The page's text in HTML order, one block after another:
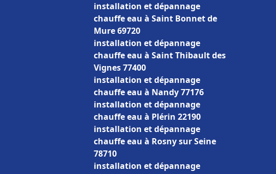
installation et dépannage
chauffe eau à Saint Bonnet de
Mure 69720
installation et dépannage
chauffe eau à Saint Thibault des
Vignes 77400
installation et dépannage
chauffe eau à Nandy 77176
installation et dépannage
chauffe eau à Plérin 22190
installation et dépannage
chauffe eau à Rosny sur Seine
78710
installation et dépannage